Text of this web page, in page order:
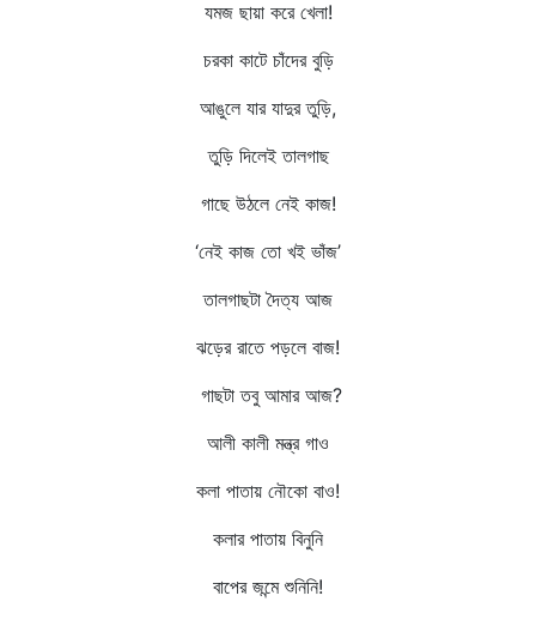
যমজ ছায়া করে খেলা!
চরকা কাটে চাঁদের বুড়ি
আঙুলে যার যাদুর তুড়ি,
তুড়ি দিলেই তালগাছ
গাছে উঠলে নেই কাজ!
‘নেই কাজ তো খই ভাঁজ’
তালগাছটা দৈত্য আজ
ঝড়ের রাতে পড়লে বাজ!
গাছটা তবু আমার আজ?
আলী কালী মন্ত্র গাও
কলা পাতায় নৌকো বাও!
কলার পাতায় বিনুনি
বাপের জন্মে শুনিনি!